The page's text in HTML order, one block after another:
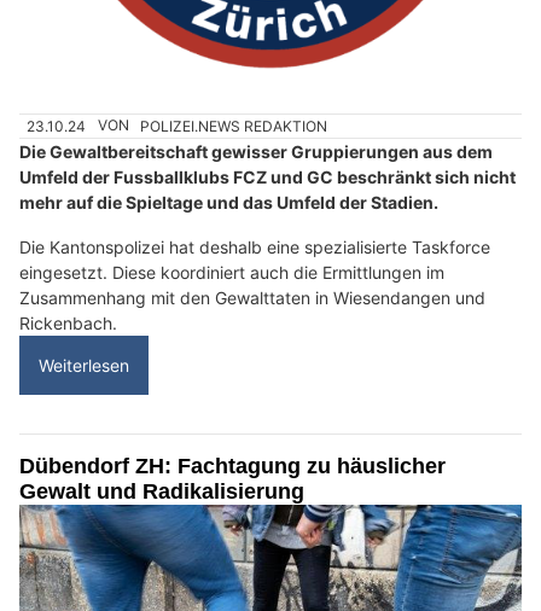
23.10.24 VON POLIZEI.NEWS REDAKTION
Die Gewaltbereitschaft gewisser Gruppierungen aus dem
Umfeld der Fussballklubs FCZ und GC beschränkt sich nicht
mehr auf die Spieltage und das Umfeld der Stadien.
Die Kantonspolizei hat deshalb eine spezialisierte Taskforce
eingesetzt. Diese koordiniert auch die Ermittlungen im
Zusammenhang mit den Gewalttaten in Wiesendangen und
Rickenbach.
Weiterlesen
Dübendorf ZH: Fachtagung zu häuslicher
Gewalt und Radikalisierung